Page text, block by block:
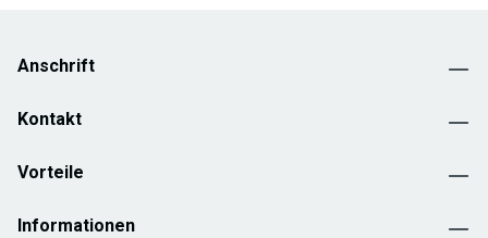
Anschrift
Kontakt
Vorteile
Informationen